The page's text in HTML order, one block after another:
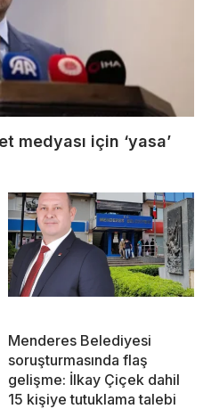
medyası için ‘yasa’
Menderes Belediyesi
soruşturmasında flaş
gelişme: İlkay Çiçek dahil
15 kişiye tutuklama talebi